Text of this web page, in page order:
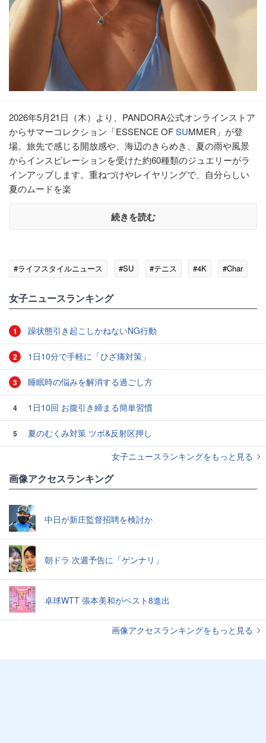
2026年5月21日（木）より、PANDORA公式オンラインストア
からサマーコレクション「ESSENCE OFSUMMER」が登
場。旅先で感じる開放感や、海辺のきらめき、夏の雨や風景
からインスピレーションを受けた約60種類のジュエリーがラ
インアップします。重ねづけやレイヤリングで、自分らしい
夏のムードを楽
続きを読む
#ライフスタイルニュース #SU #テニス #4K #Char
女子ニュースランキング
1 躁状態引き起こしかねないNG行動
2 1日10分で手軽に「ひざ痛対策」
3 睡眠時の悩みを解消する過ごし方
4 1日10回 お腹引き締まる簡単習慣
5
夏のむくみ対策 ツボ&反射区押し
女子ニュースランキングをもっと見る
画像アクセスランキング
中日が新庄監督招聘を検討か
朝ドラ 次週予告に「ゲンナリ」
卓球WTT 張本美和がベスト8進出
画像アクセスランキングをもっと見る